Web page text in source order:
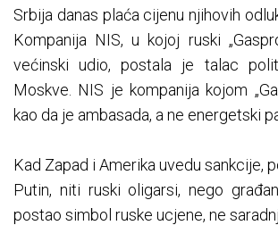
Srbija danas plaća cijenu njihovih
Kompanija NIS, u kojoj ruski
većinski udio, postala je talac
Moskve. NIS je kompanija kojom
kao da je ambasada, a ne energetski
Kad Zapad i Amerika uvedu sankcije,
Putin, niti ruski oligarsi, nego
postao simbol ruske ucjene, ne